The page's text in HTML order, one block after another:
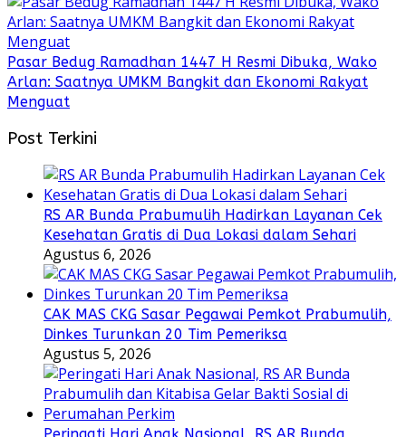
Pasar Bedug Ramadhan 1447 H Resmi Dibuka, Wako
Arlan: Saatnya UMKM Bangkit dan Ekonomi Rakyat
Menguat
Post Terkini
RS AR Bunda Prabumulih Hadirkan Layanan Cek
Kesehatan Gratis di Dua Lokasi dalam Sehari
Agustus 6, 2026
CAK MAS CKG Sasar Pegawai Pemkot Prabumulih,
Dinkes Turunkan 20 Tim Pemeriksa
Agustus 5, 2026